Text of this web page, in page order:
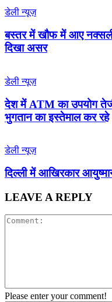
डेली न्यूज़
बस्तर में खौफ में आए
दिखा असर
डेली न्यूज़
देश में ATM का उपयोग
भुगतान का इस्तेमाल कर रहे
डेली न्यूज़
द‍िल्‍ली में आख‍िरकार
LEAVE A REPLY
Please enter your comment!